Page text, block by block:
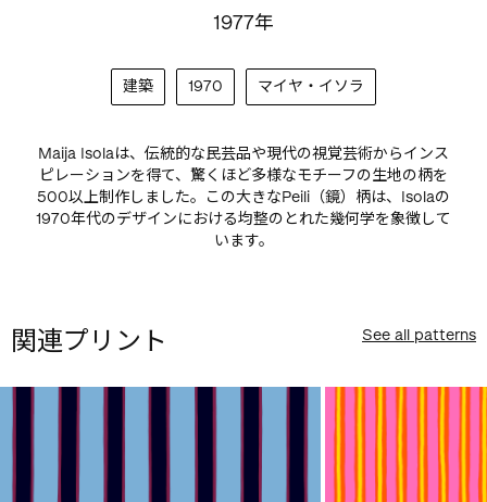
1977年
建築 1970 マイヤ・イソラ
Maija Isolaは、伝統的な民芸品や現代の視覚芸術からインス
ピレーションを得て、驚くほど多様なモチーフの生地の柄を
500以上制作しました。この大きなPeili（鏡）柄は、Isolaの
1970年代のデザインにおける均整のとれた幾何学を象徴して
います。
関連プリント See all patterns